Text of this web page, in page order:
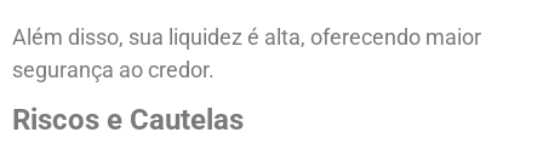
Além disso, sua liquidez é alta, oferecendo maior
segurança ao credor.
Riscos e Cautelas